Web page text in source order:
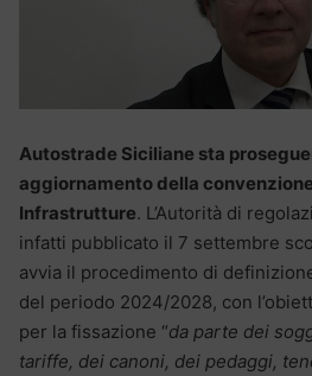
Autostrade Siciliane sta
aggiornamento della
Infrastrutture. L’Autorità di
infatti pubblicato il 7 settembre
avvia il procedimento di
del periodo 2024/2028, con
per la fissazione “da parte dei
tariffe, dei canoni, dei pedaggi,